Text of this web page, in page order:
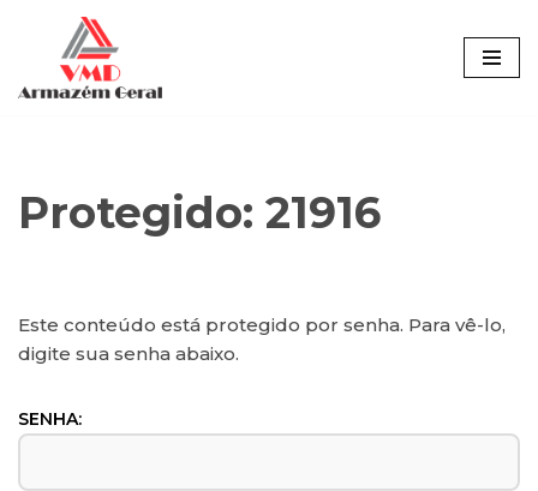
Pular
para
Protegido: 21916
Este conteúdo está protegido por senha. Para vê-lo,
digite sua senha abaixo.
SENHA: